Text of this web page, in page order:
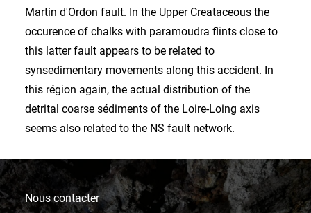
Martin d'Ordon fault. In the Upper Creataceous the
occurence of chalks with paramoudra flints close to
this latter fault appears to be related to
synsedimentary movements along this accident. In
this région again, the actual distribution of the
detrital coarse sédiments of the Loire-Loing axis
seems also related to the NS fault network.
Nous contacter